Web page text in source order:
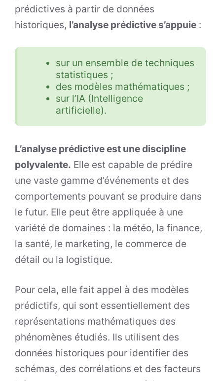
prédictives à partir de données
historiques, l’analyse prédictive s’appuie :
sur un ensemble de techniques
statistiques ;
des modèles mathématiques ;
sur l’IA (Intelligence
artificielle).
L’analyse prédictive est une discipline
polyvalente. Elle est capable de prédire
une vaste gamme d’événements et des
comportements pouvant se produire dans
le futur. Elle peut être appliquée à une
variété de domaines : la météo, la finance,
la santé, le marketing, le commerce de
détail ou la logistique.
Pour cela, elle fait appel à des modèles
prédictifs, qui sont essentiellement des
représentations mathématiques des
phénomènes étudiés. Ils utilisent des
données historiques pour identifier des
schémas, des corrélations et des facteurs